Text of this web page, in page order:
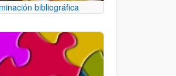
bibliográfica